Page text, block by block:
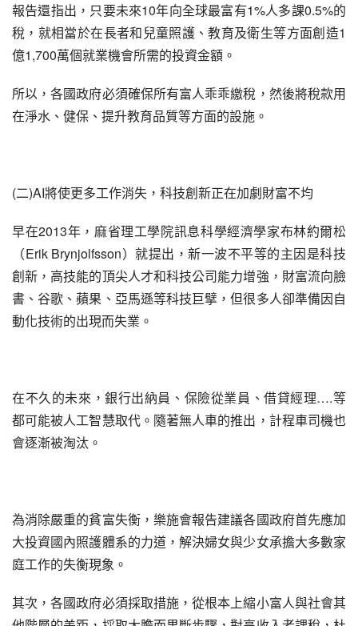
報告還指出，只要未來10年向全球最富有1%人多課0.5%的
稅，就相當於在長者和兒童照護、教育及衛生等方面創造1
億1,700萬個就業機會所需的投資金額。
所以，各國政府必須確保所有富人乖乖繳稅，然後將稅款用
在淨水、健保、提升教育品質等方面的設施。
(二)AI將使更多工作消失，科技創新正在加劇財富不均
早在2013年，麻省理工學院訊息科學經濟學家布林約爾松
（Erik Brynjolfsson）就提出，新一波不平等的主因是科技
創新，高技能的頂尖人才和科技公司能力增強，財富流向臉
書、谷歌、蘋果、亞馬遜等科技巨擘，但很多人卻準備因自
動化技術的出現而失業。
在不久的未來，銀行出納員、保險從業員、借貸經理….等
都可能被人工智慧取代。隨著無人車的推出，計程車司機也
會逐漸被淘汰。
為消除嚴重的貧富失衡，樂施會報告建議各國政府首先應加
大投資國內照護體系的力道，解決婦女與少女承擔大多數家
庭工作的失衡現象。
其次，各國政府必須採取措施，從根本上縮小富人與社會其